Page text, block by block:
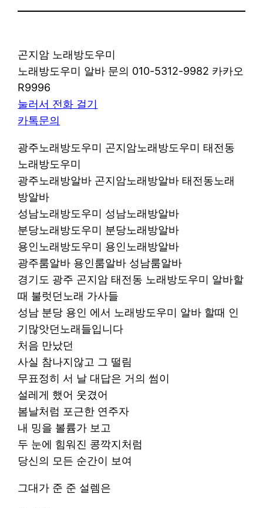
곤지암 노래방도우미
노래방도우미 알바 문의 010-5312-9982 카카오
R9996
눌러서 전화 걸기
카톡문의
광주노래방도우미 곤지암노래방도우미 태전동
노래방도우미
광주노래방알바 곤지암노래방알바 태전동노래
방알바
성남노래방도우미 성남노래방알바
분당노래방도우미 분당노래방알바
용인노래방도우미 용인노래방알바
광주룸알바 용인룸알바 성남룸알바
경기도 광주 곤지암 태전동 노래방도우미 알바할
때 불럿던노래 가사들
성남 분당 용인 에서 노래방도우미 알바 할때 인
기많앗던노래들입니다
처음 만났던
사실 참나지않고 그 떨림
무표정히 서 날 대답은 거의 썸이
설레게 했어 웃겼어
봄날처럼 포근한 연주자
내 밍을 볼륨가 보고
두 눈에 힘워진 콩깍지처럼
당신의 모든 순간이 보여
그대가 준 준 설렘은